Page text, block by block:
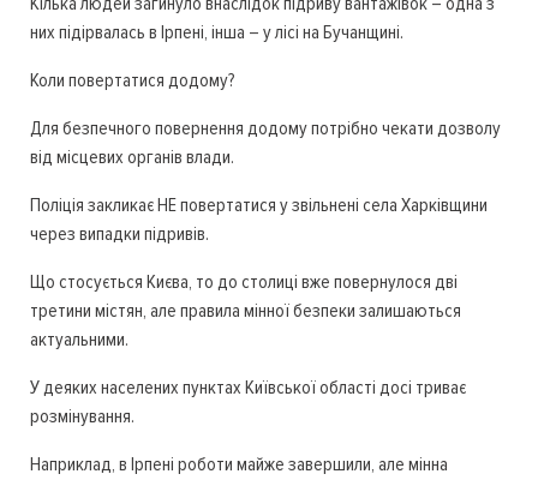
них підірвалась в Ірпені, інша – у лісі на Бучанщині.
Коли повертатися додому?
Для безпечного повернення додому потрібно чекати дозволу
від місцевих органів влади.
Поліція закликає НЕ повертатися у звільнені села Харківщини
через випадки підривів.
Що стосується Києва, то до столиці вже повернулося дві
третини містян, але правила мінної безпеки залишаються
актуальними.
У деяких населених пунктах Київської області досі триває
розмінування.
Наприклад, в Ірпені роботи майже завершили, але мінна